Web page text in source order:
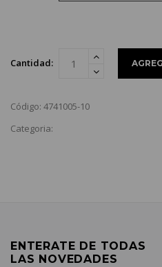
Cantidad:
Código: 4741005-10
Categoria:
ENTERATE DE TODAS
LAS NOVEDADES